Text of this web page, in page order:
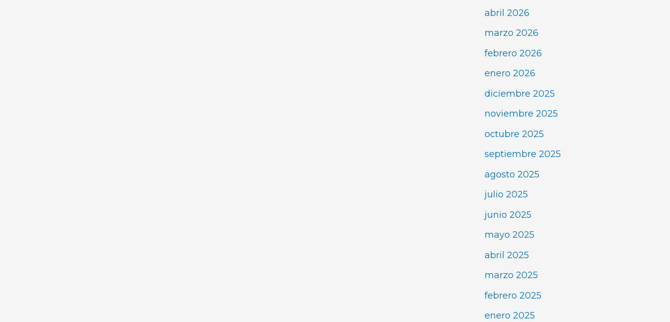
abril 2026
marzo 2026
febrero 2026
enero 2026
diciembre 2025
noviembre 2025
octubre 2025
septiembre 2025
agosto 2025
julio 2025
junio 2025
mayo 2025
abril 2025
marzo 2025
febrero 2025
enero 2025